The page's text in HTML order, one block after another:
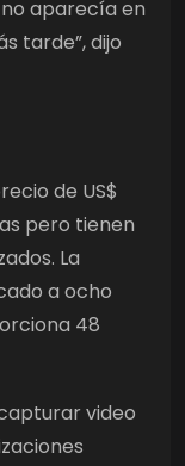
aparecía en
tarde”, dijo
de US$
pero tienen
La
a ocho
48
video